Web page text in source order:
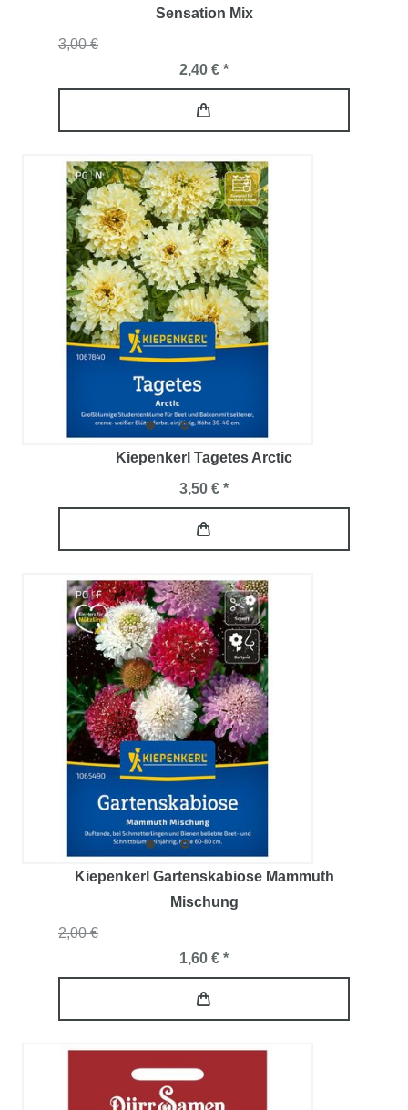
Sensation Mix
3,00 €
2,40 € *
Kiepenkerl Tagetes Arctic
3,50 € *
Kiepenkerl Gartenskabiose Mammuth
Mischung
2,00 €
1,60 € *